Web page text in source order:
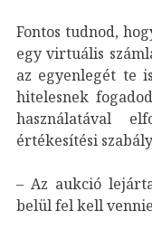
Fontos tudnod,
egy virtuális
az egyenlegét te
hitelesnek
használatával
értékesítési
– Az aukció
belül fel kell